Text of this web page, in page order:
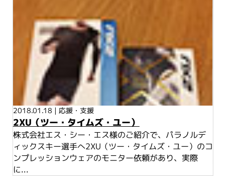
2018.01.18 | 応援・支援
2XU（ツー・タイムズ・ユー）
株式会社エス・シー・エス様のご紹介で、パラノルデ
ィックスキー選手へ2XU（ツー・タイムズ・ユー）のコ
ンプレッションウェアのモニター依頼があり、実際
に...